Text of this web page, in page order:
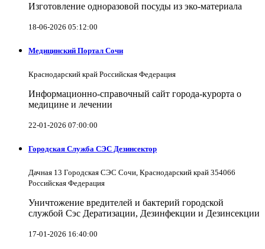
Изготовление одноразовой посуды из эко-материала
18-06-2026 05:12:00
Медицинский Портал Сочи
Краснодарский край Российская Федерация
Информационно-справочный сайт города-курорта о
медицине и лечении
22-01-2026 07:00:00
Городская Служба СЭС Дезинсектор
Дачная 13 Городская СЭС Сочи, Краснодарский край 354066
Российская Федерация
Уничтожение вредителей и бактерий городской
службой Сэс Дератизации, Дезинфекции и Дезинсекции
17-01-2026 16:40:00